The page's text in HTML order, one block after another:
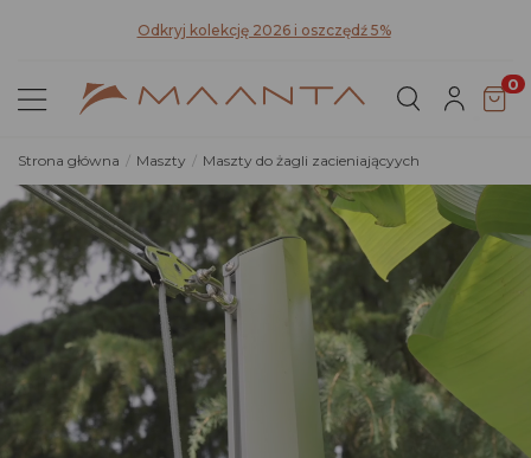
Odkryj kolekcję 2026 i oszczędź 5%
0
Strona główna Maszty Maszty do żagli zacieniającyych